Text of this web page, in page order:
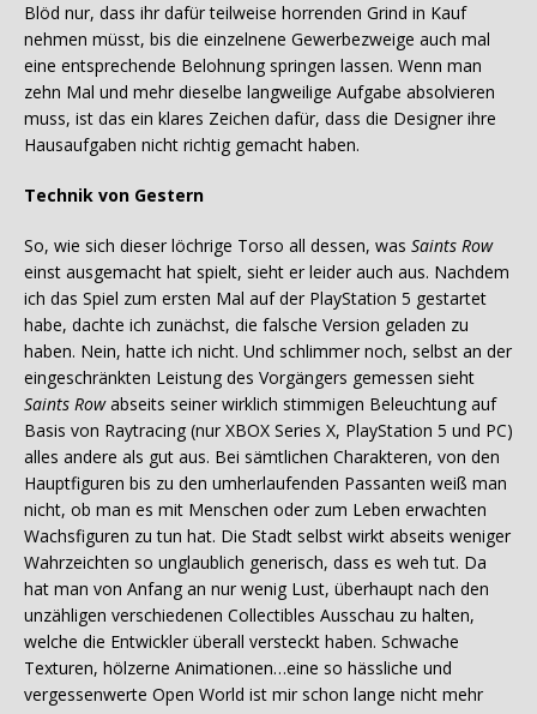
Blöd nur, dass ihr dafür teilweise horrenden Grind in Kauf
nehmen müsst, bis die einzelnene Gewerbezweige auch mal
eine entsprechende Belohnung springen lassen. Wenn man
zehn Mal und mehr dieselbe langweilige Aufgabe absolvieren
muss, ist das ein klares Zeichen dafür, dass die Designer ihre
Hausaufgaben nicht richtig gemacht haben.
Technik von Gestern
So, wie sich dieser löchrige Torso all dessen, was Saints Row
einst ausgemacht hat spielt, sieht er leider auch aus. Nachdem
ich das Spiel zum ersten Mal auf der PlayStation 5 gestartet
habe, dachte ich zunächst, die falsche Version geladen zu
haben. Nein, hatte ich nicht. Und schlimmer noch, selbst an der
eingeschränkten Leistung des Vorgängers gemessen sieht
Saints Rowabseits seiner wirklich stimmigen Beleuchtung auf
Basis von Raytracing (nur XBOX Series X, PlayStation 5 und PC)
alles andere als gut aus. Bei sämtlichen Charakteren, von den
Hauptfiguren bis zu den umherlaufenden Passanten weiß man
nicht, ob man es mit Menschen oder zum Leben erwachten
Wachsfiguren zu tun hat. Die Stadt selbst wirkt abseits weniger
Wahrzeichten so unglaublich generisch, dass es weh tut. Da
hat man von Anfang an nur wenig Lust, überhaupt nach den
unzähligen verschiedenen Collectibles Ausschau zu halten,
welche die Entwickler überall versteckt haben. Schwache
Texturen, hölzerne Animationen…eine so hässliche und
vergessenwerte Open World ist mir schon lange nicht mehr